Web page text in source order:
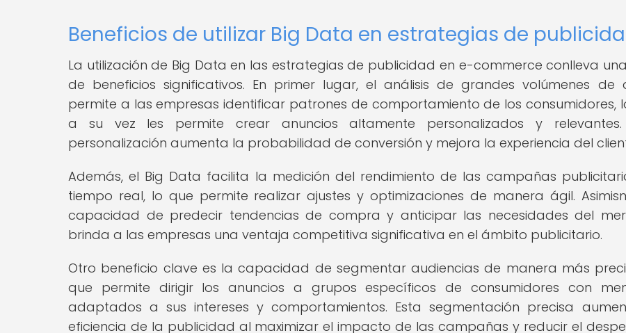
Beneficios de utilizar Big Data en estrategias de
La utilización de Big Data en las estrategias de publicidad en e-commerce conlleva
de beneficios significativos. En primer lugar, el análisis de grandes volúmenes de
permite a las empresas identificar patrones de comportamiento de los consumidores,
a su vez les permite crear anuncios altamente personalizados y relevantes.
personalización aumenta la probabilidad de conversión y mejora la experiencia del
Además, el Big Data facilita la medición del rendimiento de las campañas
tiempo real, lo que permite realizar ajustes y optimizaciones de manera ágil.
capacidad de predecir tendencias de compra y anticipar las necesidades del
brinda a las empresas una ventaja competitiva significativa en el ámbito publicitario.
Otro beneficio clave es la capacidad de segmentar audiencias de manera más
que permite dirigir los anuncios a grupos específicos de consumidores con
adaptados a sus intereses y comportamientos. Esta segmentación precisa
eficiencia de la publicidad al maximizar el impacto de las campañas y reducir el